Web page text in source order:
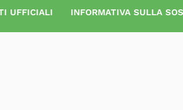
UFFICIALI INFORMATIVA SULLA